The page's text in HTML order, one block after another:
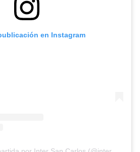
en Instagram